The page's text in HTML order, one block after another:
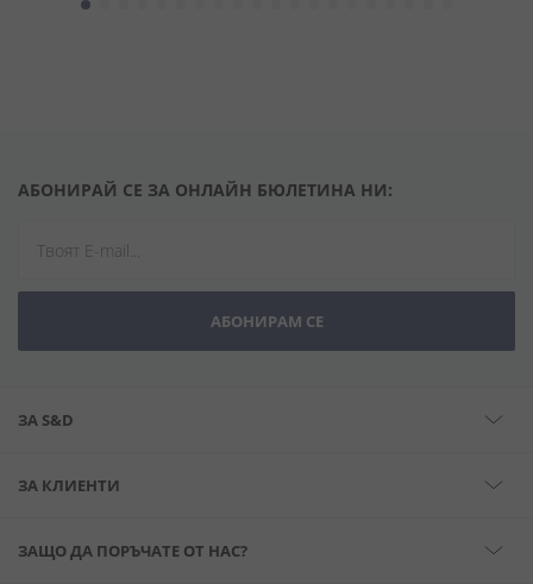
АБОНИРАЙ СЕ ЗА ОНЛАЙН БЮЛЕТИНА НИ:
АБОНИРАМ СЕ
ЗА S&D
ЗА КЛИЕНТИ
ЗАЩО ДА ПОРЪЧАТЕ ОТ НАС?